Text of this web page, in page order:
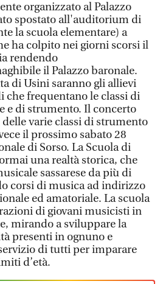
organizzato al Palazzo
spostato all'auditorium di
la scuola elementare) a
ha colpito nei giorni scorsi il
rendendo
il Palazzo baronale.
di Usini saranno gli allievi
che frequentano le classi di
e di strumento. Il concerto
varie classi di strumento
il prossimo sabato 28
di Sorso. La Scuola di
una realtà storica, che
sassarese da più di
corsi di musica ad indirizzo
ed amatoriale. La scuola
di giovani musicisti in
mirando a sviluppare la
presenti in ognuno e
di tutti per imparare
d’età.